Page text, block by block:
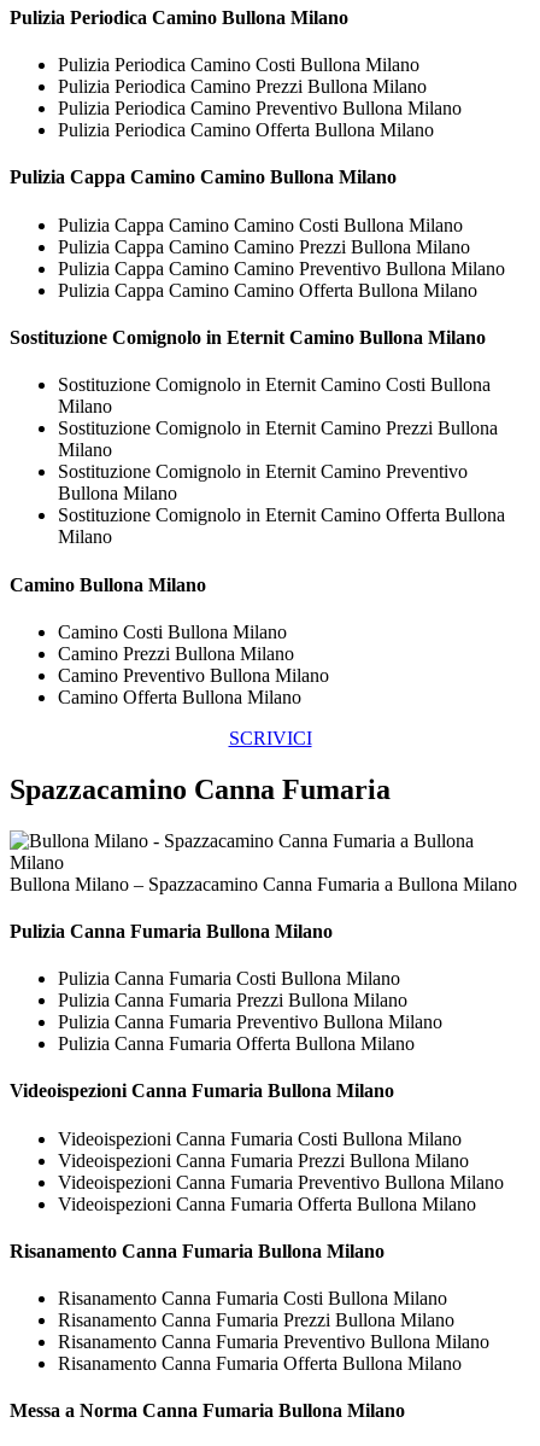
Pulizia Periodica Camino Bullona Milano
Pulizia Periodica Camino Costi Bullona Milano
Pulizia Periodica Camino Prezzi Bullona Milano
Pulizia Periodica Camino Preventivo Bullona Milano
Pulizia Periodica Camino Offerta Bullona Milano
Pulizia Cappa Camino Camino Bullona Milano
Pulizia Cappa Camino Camino Costi Bullona Milano
Pulizia Cappa Camino Camino Prezzi Bullona Milano
Pulizia Cappa Camino Camino Preventivo Bullona Milano
Pulizia Cappa Camino Camino Offerta Bullona Milano
Sostituzione Comignolo in Eternit Camino Bullona Milano
Sostituzione Comignolo in Eternit Camino Costi Bullona
Milano
Sostituzione Comignolo in Eternit Camino Prezzi Bullona
Milano
Sostituzione Comignolo in Eternit Camino Preventivo
Bullona Milano
Sostituzione Comignolo in Eternit Camino Offerta Bullona
Milano
Camino Bullona Milano
Camino Costi Bullona Milano
Camino Prezzi Bullona Milano
Camino Preventivo Bullona Milano
Camino Offerta Bullona Milano
SCRIVICI
Spazzacamino Canna Fumaria
Bullona Milano – Spazzacamino Canna Fumaria a Bullona Milano
Pulizia Canna Fumaria Bullona Milano
Pulizia Canna Fumaria Costi Bullona Milano
Pulizia Canna Fumaria Prezzi Bullona Milano
Pulizia Canna Fumaria Preventivo Bullona Milano
Pulizia Canna Fumaria Offerta Bullona Milano
VideoispezioniCanna Fumaria Bullona Milano
Videoispezioni Canna Fumaria Costi Bullona Milano
Videoispezioni Canna Fumaria Prezzi Bullona Milano
Videoispezioni Canna Fumaria Preventivo Bullona Milano
Videoispezioni Canna Fumaria Offerta Bullona Milano
Risanamento Canna Fumaria Bullona Milano
Risanamento Canna Fumaria Costi Bullona Milano
Risanamento Canna Fumaria Prezzi Bullona Milano
Risanamento Canna Fumaria Preventivo Bullona Milano
Risanamento Canna Fumaria Offerta Bullona Milano
Messa a Norma Canna Fumaria Bullona Milano